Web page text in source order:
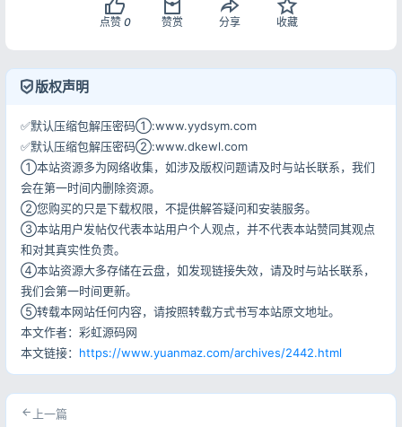
点赞 0 赞赏 分享 收藏
版权声明
✅默认压缩包解压密码①:www.yydsym.com
✅默认压缩包解压密码②:www.dkewl.com
①本站资源多为网络收集，如涉及版权问题请及时与站长联系，我们
会在第一时间内删除资源。
②您购买的只是下载权限，不提供解答疑问和安装服务。
③本站用户发帖仅代表本站用户个人观点，并不代表本站赞同其观点
和对其真实性负责。
④本站资源大多存储在云盘，如发现链接失效，请及时与站长联系，
我们会第一时间更新。
⑤转载本网站任何内容，请按照转载方式书写本站原文地址。
本文作者：彩虹源码网
本文链接： https://www.yuanmaz.com/archives/2442.html
上一篇